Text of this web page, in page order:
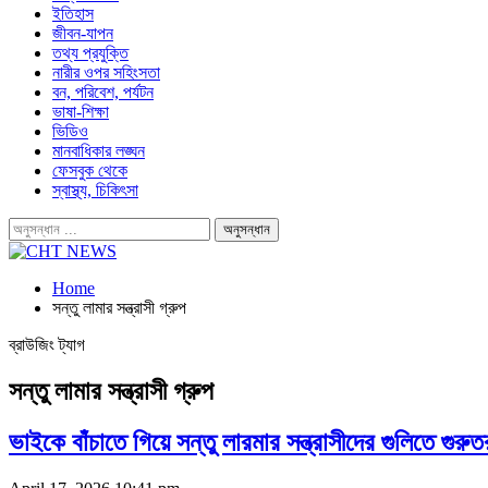
ইতিহাস
জীবন-যাপন
তথ্য প্রযুক্তি
নারীর ওপর সহিংসতা
বন, পরিবেশ, পর্যটন
ভাষা-শিক্ষা
ভিডিও
মানবাধিকার লঙ্ঘন
ফেসবুক থেকে
স্বাস্থ্য, চিকিৎসা
Home
সন্তু লামার সন্ত্রাসী গ্রুপ
ব্রাউজিং ট্যাগ
সন্তু লামার সন্ত্রাসী গ্রুপ
ভাইকে বাঁচাতে গিয়ে সন্তু লারমার সন্ত্রাসীদের গুলিতে